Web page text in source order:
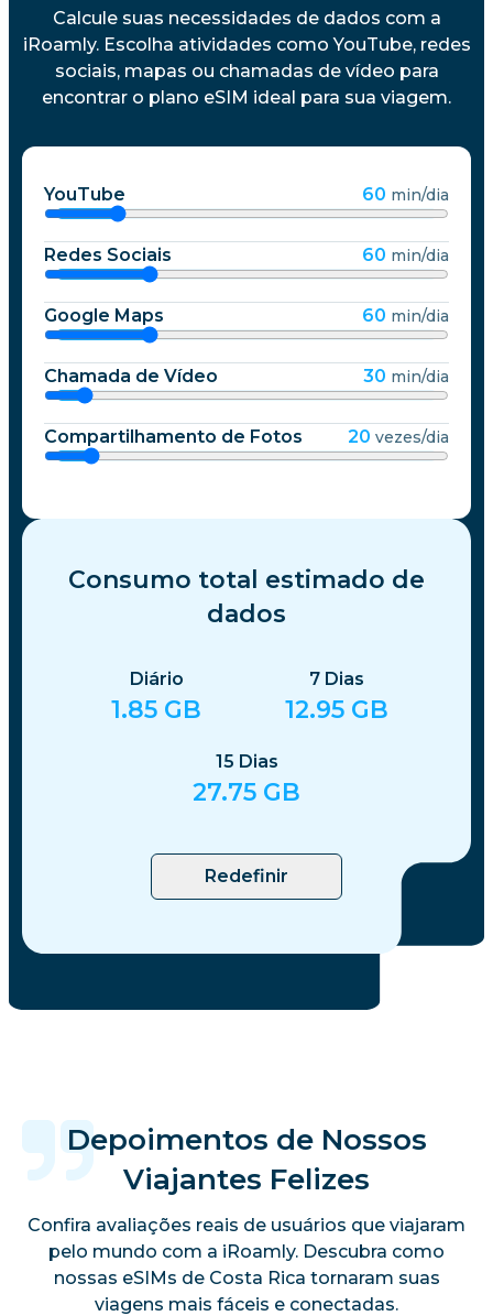
Calcule suas necessidades de dados com a
iRoamly. Escolha atividades como YouTube, redes
sociais, mapas ou chamadas de vídeo para
encontrar o plano eSIM ideal para sua viagem.
YouTube 60 min/dia
Redes Sociais 60 min/dia
Google Maps 60 min/dia
Chamada de Vídeo 30 min/dia
Compartilhamento de Fotos 20 vezes/dia
Consumo total estimado de
dados
Diário
1.85 GB
7 Dias
12.95 GB
15 Dias
27.75 GB
Redefinir
Depoimentos de Nossos
Viajantes Felizes
Confira avaliações reais de usuários que viajaram
pelo mundo com a iRoamly. Descubra como
nossas eSIMs de Costa Rica tornaram suas
viagens mais fáceis e conectadas.